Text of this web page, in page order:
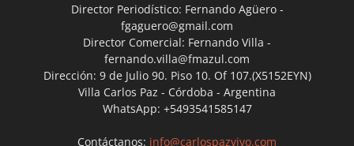
Director Periodístico: Fernando Agüero -
fgaguero@gmail.com
Director Comercial: Fernando Villa -
fernando.villa@fmazul.com
Dirección: 9 de Julio 90. Piso 10. Of 107.(X5152EYN)
Villa Carlos Paz - Córdoba - Argentina
WhatsApp: +5493541585147
Contáctanos: info@carlospazvivo.com